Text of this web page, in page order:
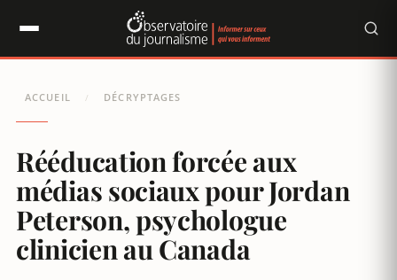
ACCUEIL / DÉCRYPTAGES
Rééducation forcée aux
médias sociaux pour Jordan
Peterson, psychologue
clinicien au Canada
Panneau de gestion des cookies